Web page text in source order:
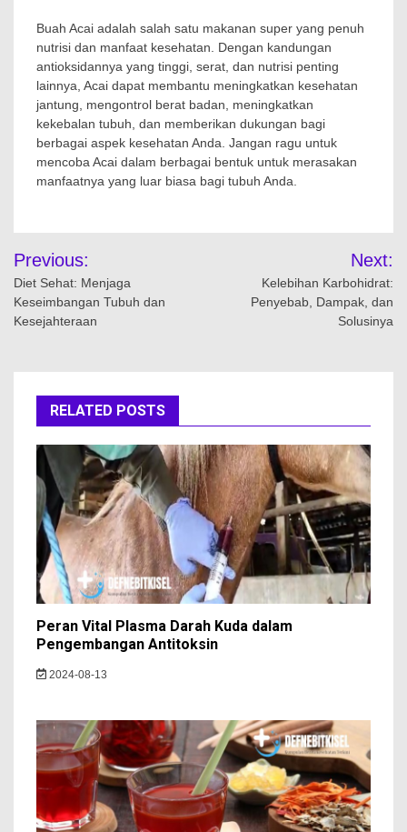
Buah Acai adalah salah satu makanan super yang penuh
nutrisi dan manfaat kesehatan. Dengan kandungan
antioksidannya yang tinggi, serat, dan nutrisi penting
lainnya, Acai dapat membantu meningkatkan kesehatan
jantung, mengontrol berat badan, meningkatkan
kekebalan tubuh, dan memberikan dukungan bagi
berbagai aspek kesehatan Anda. Jangan ragu untuk
mencoba Acai dalam berbagai bentuk untuk merasakan
manfaatnya yang luar biasa bagi tubuh Anda.
Navigasi
pos
Previous:
Diet Sehat: Menjaga
Keseimbangan Tubuh dan
Kesejahteraan
Next:
Kelebihan Karbohidrat:
Penyebab, Dampak, dan
Solusinya
RELATED POSTS
Peran Vital Plasma Darah Kuda dalam
Pengembangan Antitoksin
2024-08-13